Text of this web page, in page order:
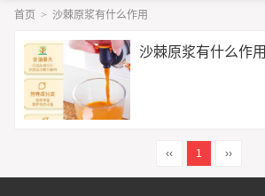
首页 > 沙棘原浆有什么作用
沙棘原浆有什么作用
‹‹ 1 ››